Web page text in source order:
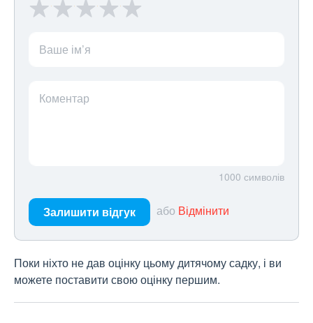
Ваше ім’я
Коментар
1000 символів
Залишити відгук або Відмінити
Поки ніхто не дав оцінку цьому дитячому садку, і ви
можете поставити свою оцінку першим.